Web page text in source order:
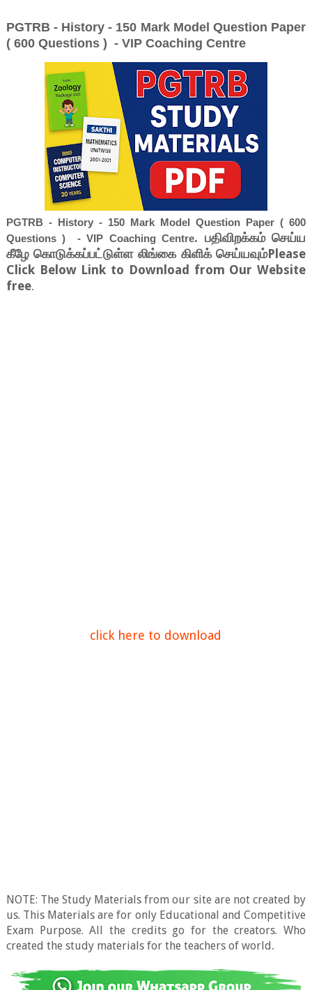
PGTRB - History - 150 Mark Model Question Paper
( 600 Questions ) - VIP Coaching Centre
PGTRB - History - 150 Mark Model Question Paper ( 600
Questions ) - VIP Coaching Centre. பதிவிறக்கம் செய்ய
கீழே கொடுக்கப்பட்டுள்ள லிங்கை கிளிக் செய்யவும்Please
Click Below Link to Download from Our Website
free.
click here to download
NOTE: The Study Materials from our site are not created by
us. This Materials are for only Educational and Competitive
Exam Purpose. All the credits go for the creators. Who
created the study materials for the teachers of world.